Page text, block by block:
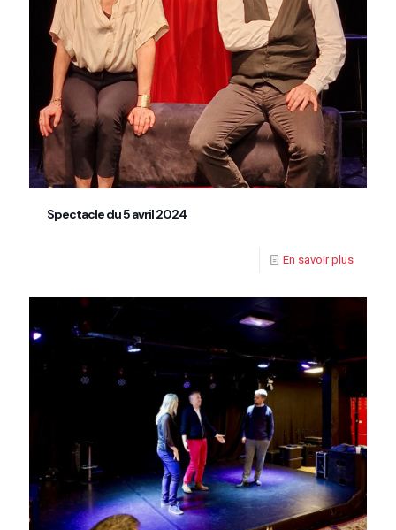
Spectacle du 5 avril 2024
En savoir plus